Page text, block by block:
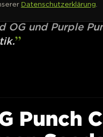
• AUF
OG und Purple
Punch
Datenschutzerklärung